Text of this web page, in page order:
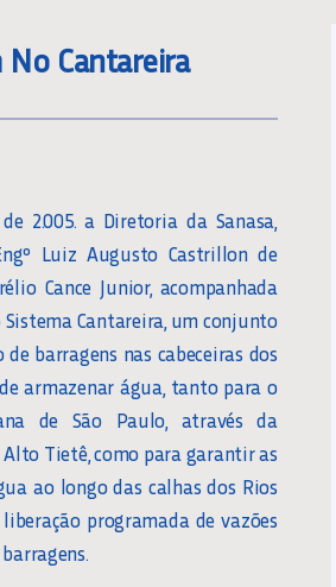
No Cantareira
2.005. a Diretoria da Sanasa,
Luiz Augusto Castrillon de
Cance Junior, acompanhada
Cantareira, um conjunto
barragens nas cabeceiras dos
armazenar água, tanto para o
de São Paulo, através da
Tietê, como para garantir as
ao longo das calhas dos Rios
programada de vazões